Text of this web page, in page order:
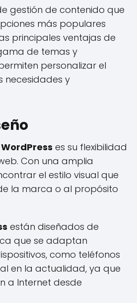
gestión de contenido que
más populares
principales ventajas de
de temas y
personalizar el
necesidades y
WordPress es su flexibilidad
Con una amplia
el estilo visual que
la marca o al propósito
están diseñados de
que se adaptan
como teléfonos
en la actualidad, ya que
a Internet desde